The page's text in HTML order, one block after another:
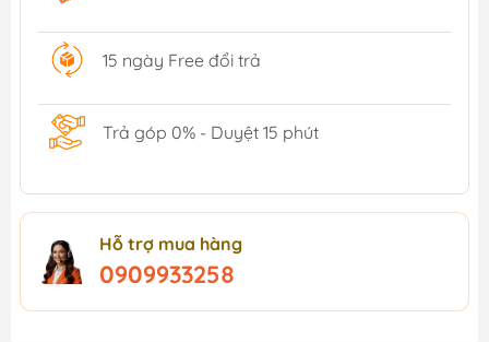
15 ngày Free đổi trả
Trả góp 0% - Duyệt 15 phút
Hỗ trợ mua hàng
0909933258